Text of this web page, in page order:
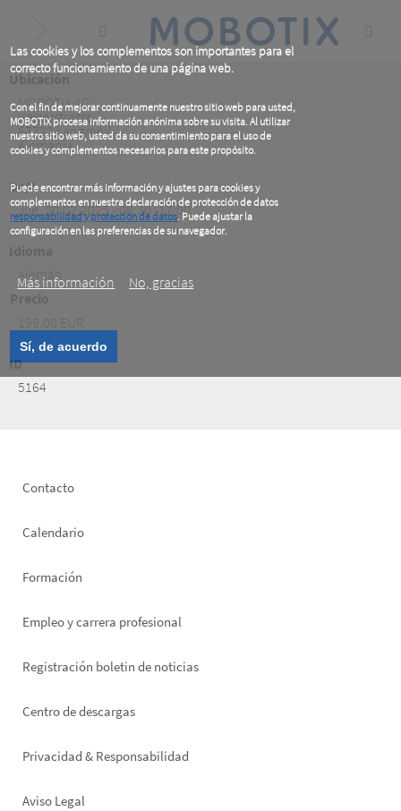
Las cookies y los complementos son importantes para el
correcto funcionamiento de una página web.
Con el fin de mejorar continuamente nuestro sitio web para usted,
MOBOTIX procesa información anónima sobre su visita. Al utilizar
nuestro sitio web, usted da su consentimiento para el uso de
cookies y complementos necesarios para este propósito.
Puede encontrar más información y ajustes para cookies y
complementos en nuestra declaración de protección de datos
responsabilidad y protección de datos. Puede ajustar la
configuración en las preferencias de su navegador.
.
Más información
No, gracias
Sí, de acuerdo
content
MOBOTIX AG
Kaiserstrasse
67722Langmeil
Alemania
De/A
Jue, 20.02.2025 - 08:30 -17:00
Idioma
Alemán
ID
5164
Footer
Contacto
Calendario
Formación
Empleo y carrera profesional
Registración boletin de noticias
Footer
Centro de descargas
Privacidad & Responsabilidad
Aviso Legal